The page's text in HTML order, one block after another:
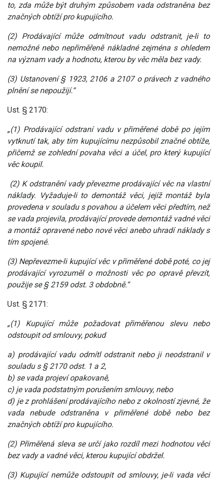
to, zda může být druhým způsobem vada odstraněna bez
značných obtíží pro kupujícího.
(2) Prodávající může odmítnout vadu odstranit, je-li to
nemožné nebo nepřiměřeně nákladné zejména s ohledem
na význam vady a hodnotu, kterou by věc měla bez vady.
(3) Ustanovení § 1923, 2106 a 2107 o právech z vadného
plnění se nepoužijí.“
Ust. § 2170:
„(1) Prodávající odstraní vadu v přiměřené době po jejím
vytknutí tak, aby tím kupujícímu nezpůsobil značné obtíže,
přičemž se zohlední povaha věci a účel, pro který kupující
věc koupil.
(2) K odstranění vady převezme prodávající věc na vlastní
náklady. Vyžaduje-li to demontáž věci, jejíž montáž byla
provedena v souladu s povahou a účelem věci předtím, než
se vada projevila, prodávající provede demontáž vadné věci
a montáž opravené nebo nové věci anebo uhradí náklady s
tím spojené.
(3) Nepřevezme-li kupující věc v přiměřené době poté, co jej
prodávající vyrozuměl o možnosti věc po opravě převzít,
použije se § 2159 odst. 3 obdobně.“
Ust. § 2171:
„(1) Kupující může požadovat přiměřenou slevu nebo
odstoupit od smlouvy, pokud
a) prodávající vadu odmítl odstranit nebo ji neodstranil v
souladu s § 2170 odst. 1 a 2,
b) se vada projeví opakovaně,
c) je vada podstatným porušením smlouvy, nebo
d) je z prohlášení prodávajícího nebo z okolností zjevné, že
vada nebude odstraněna v přiměřené době nebo bez
značných obtíží pro kupujícího.
(2) Přiměřená sleva se určí jako rozdíl mezi hodnotou věci
bez vady a vadné věci, kterou kupující obdržel.
(3) Kupující nemůže odstoupit od smlouvy, je-li vada věci